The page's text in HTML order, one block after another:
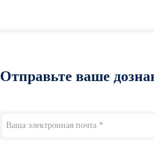
Отправьте ваше